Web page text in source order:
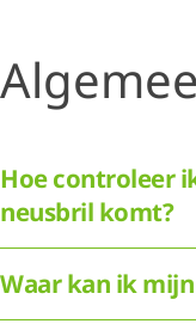
Hoe controleer
neusbril komt?
Waar kan ik